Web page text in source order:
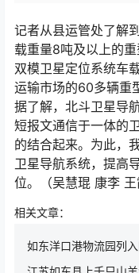
记者从县运管处了解
载重量8吨及以上的
双模卫星定位系统车
运输市场的60多辆重
据了解，北斗卫星导
短报文通信于一体的
的结合起来。为此，
卫星导航系统，提高
位。（吴慧琨 康李 王
相关文章：
如东洋口港物流园列